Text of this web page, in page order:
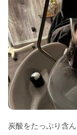
炭酸をたっぷり含